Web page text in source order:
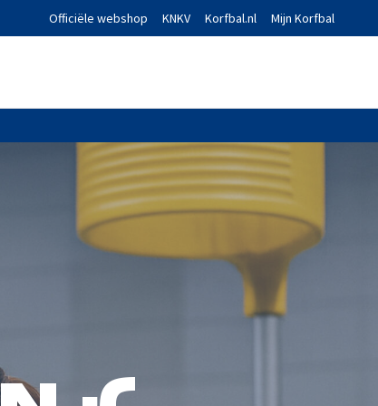
Officiële webshop KNKV Korfbal.nl Mijn Korfbal